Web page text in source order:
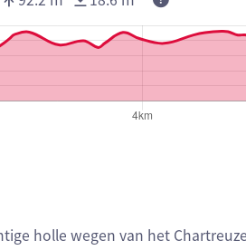
holle wegen van het